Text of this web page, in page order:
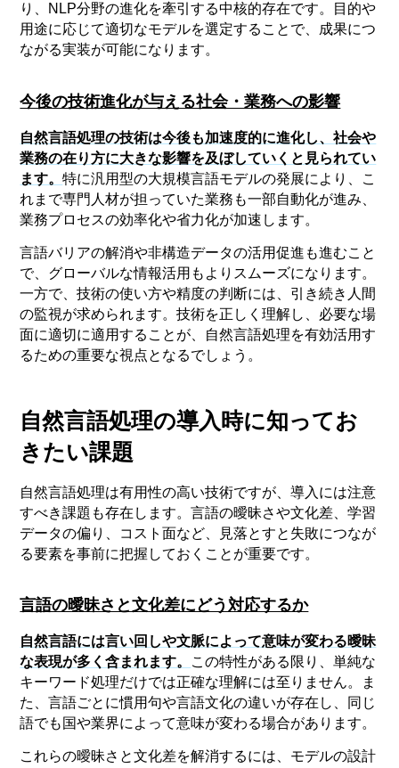
り、NLP分野の進化を牽引する中核的存在です。目的や
用途に応じて適切なモデルを選定することで、成果につ
ながる実装が可能になります。
今後の技術進化が与える社会・業務への影響
自然言語処理の技術は今後も加速度的に進化し、社会や
業務の在り方に大きな影響を及ぼしていくと見られてい
ます。特に汎用型の大規模言語モデルの発展により、こ
れまで専門人材が担っていた業務も一部自動化が進み、
業務プロセスの効率化や省力化が加速します。
言語バリアの解消や非構造データの活用促進も進むこと
で、グローバルな情報活用もよりスムーズになります。
一方で、技術の使い方や精度の判断には、引き続き人間
の監視が求められます。技術を正しく理解し、必要な場
面に適切に適用することが、自然言語処理を有効活用す
るための重要な視点となるでしょう。
自然言語処理の導入時に知ってお
きたい課題
自然言語処理は有用性の高い技術ですが、導入には注意
すべき課題も存在します。言語の曖昧さや文化差、学習
データの偏り、コスト面など、見落とすと失敗につなが
る要素を事前に把握しておくことが重要です。
言語の曖昧さと文化差にどう対応するか
自然言語には言い回しや文脈によって意味が変わる曖昧
な表現が多く含まれます。 この特性がある限り、単純な
キーワード処理だけでは正確な理解には至りません。ま
た、言語ごとに慣用句や言語文化の違いが存在し、同じ
語でも国や業界によって意味が変わる場合があります。
これらの曖昧さと文化差を解消するには、モデルの設計